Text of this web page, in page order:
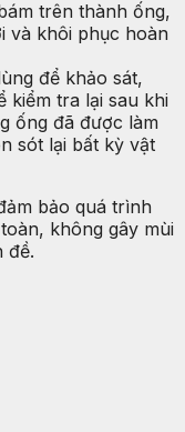
trên thành ống,
và khôi phục hoàn
để khảo sát,
kiểm tra lại sau khi
ống đã được làm
sót lại bất kỳ vật
bảo quá trình
không gây mùi
đề.